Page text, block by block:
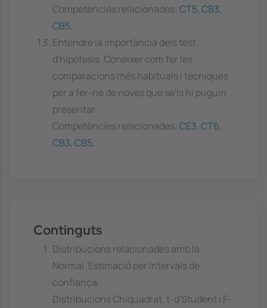
Competències relacionades: CT5, CB3,
CB5,
Entendre la importància dels test
d'hipòtesis. Conèixer com fer les
comparacions més habituals i tècniques
per a fer-ne de noves que se'ls hi puguin
presentar.
Competències relacionades: CE3, CT6,
CB3, CB5,
Continguts
Distribucions relacionades amb la
Normal. Estimació per Intervals de
confiança.
Distribucions Chiquadrat, t-d'Student i F-